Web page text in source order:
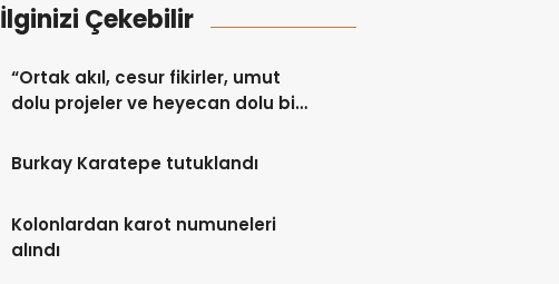
İlginizi Çekebilir
“Ortak akıl, cesur fikirler, umut
dolu projeler ve heyecan dolu bir
Burkay Karatepe tutuklandı
Kolonlardan karot numuneleri
alındı